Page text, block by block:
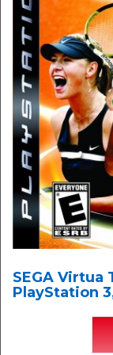
SEGA Virtua
PlayStation